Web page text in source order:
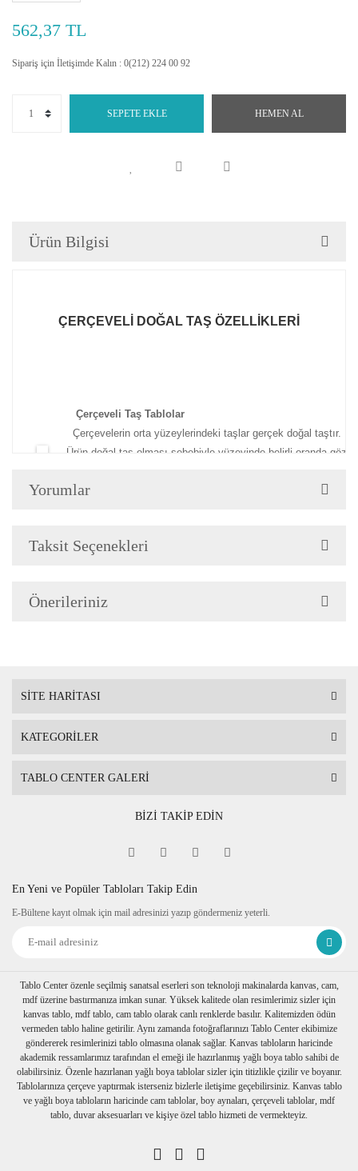
562,37 TL
Sipariş için İletişimde Kalın : 0(212) 224 00 92
SEPETE EKLE HEMEN AL
Ürün Bilgisi
ÇERÇEVELİ DOĞAL TAŞ ÖZELLİKLERİ
Çerçeveli Taş Tablolar
Çerçevelerin orta yüzeylerindeki taşlar gerçek doğal taştır.
Ürün doğal taş olması sebebiyle yüzeyinde belirli oranda
Baskıda kullanılan boyalarımız solmama garantili ve gerçeğe
Kullanılan çerçeveler yüksek kaliteli, eskitme görünümlü
Yorumlar
Taksit Seçenekleri
Önerileriniz
SİTE HARİTASI
KATEGORİLER
TABLO CENTER GALERİ
BİZİ TAKİP EDİN
En Yeni ve Popüler Tabloları Takip Edin
E-Bültene kayıt olmak için mail adresinizi yazıp göndermeniz yeterli.
Tablo Center özenle seçilmiş sanatsal eserleri son teknoloji makinalarda kanvas, cam,
mdf üzerine bastırmanıza imkan sunar. Yüksek kalitede olan resimlerimiz sizler için
kanvas tablo, mdf tablo, cam tablo olarak canlı renklerde basılır. Kalitemizden ödün
vermeden tablo haline getirilir. Aynı zamanda fotoğraflarınızı Tablo Center ekibimize
göndererek resimlerinizi tablo olmasına olanak sağlar. Kanvas tabloların haricinde
akademik ressamlarımız tarafından el emeği ile hazırlanmış yağlı boya tablo sahibi de
olabilirsiniz. Özenle hazırlanan yağlı boya tablolar sizler için titizlikle çizilir ve boyanır.
Tablolarınıza çerçeve yaptırmak isterseniz bizlerle iletişime geçebilirsiniz. Kanvas tablo
ve yağlı boya tabloların haricinde cam tablolar, boy aynaları, çerçeveli tablolar, mdf
tablo, duvar aksesuarları ve kişiye özel tablo hizmeti de vermekteyiz.